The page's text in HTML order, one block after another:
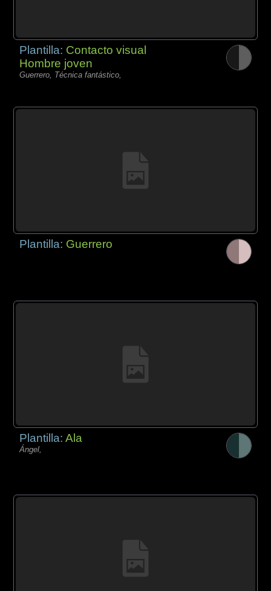
Plantilla: Contacto visual
Hombre joven
Guerrero, Técnica fantástico,
Plantilla: Guerrero
Plantilla:Ala
Ángel,